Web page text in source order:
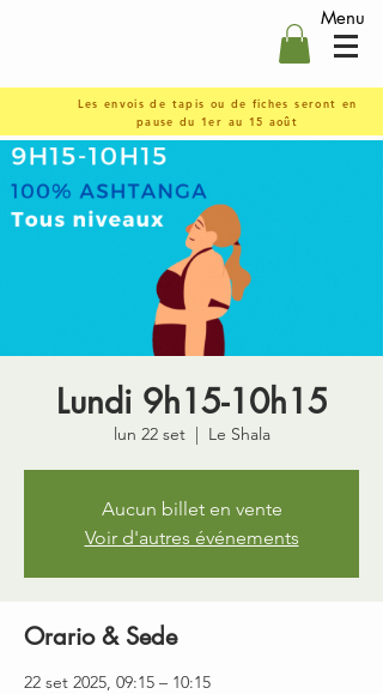
Menu
Les envois de tapis ou de fiches seront en
pause du 1er au 15 août
Lundi 9h15-10h15
lun 22 set
  |
Le Shala
Aucun billet en vente
Voir d'autres événements
Orario & Sede
22 set 2025, 09:15 – 10:15